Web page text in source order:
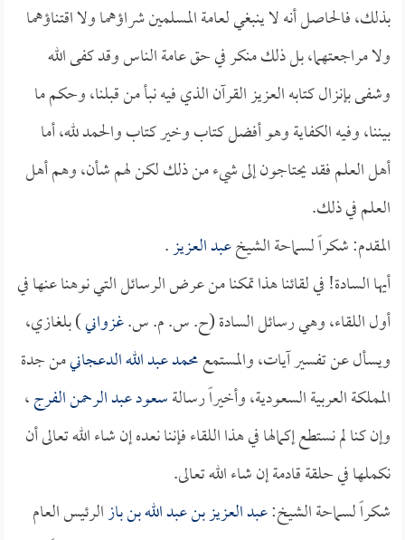
بذلك، فالحاصل أنه لا ينبغي لعامة المسلمين شراؤهما ولا اقتناؤهما
ولا مراجعتهما، بل ذلك منكر في حق عامة الناس وقد كفى الله
وشفى بإنزال كتابه العزيز القرآن الذي فيه نبأ من قبلنا، وحكم ما
بيننا، وفيه الكفاية وهو أفضل كتاب وخير كتاب والحمد لله، أما
أهل العلم فقد يحتاجون إلى شيء من ذلك لكن لهم شأن، وهم أهل
العلم في ذلك.
المقدم: شكراً لسماحة الشيخعبد العزيز.
أيها السادة! في لقائنا هذا تمكنا من عرض الرسائل التي نوهنا عنها في
أول اللقاء، وهي رسائل السادة (ح. س. م. س.غزواني) بلغازي،
ويسأل عن تفسير آيات، والمستمعمحمد عبد الله الدعجانيمن جدة
المملكة العربية السعودية، وأخيراً رسالةسعود عبد الرحمن الفرج،
وإن كنا لم نستطع إكمالها في هذا اللقاء فإننا نعده إن شاء الله تعالى أن
نكملها في حلقة قادمة إن شاء الله تعالى.
شكراً لسماحة الشيخ:عبد العزيز بن عبد الله بن بازالرئيس العام